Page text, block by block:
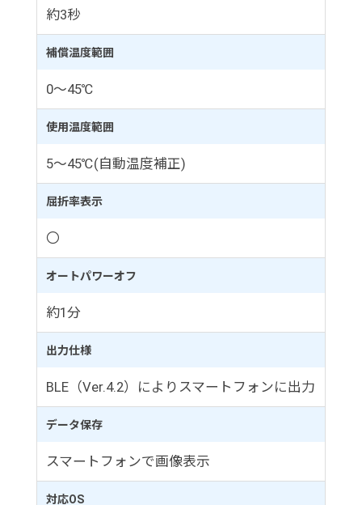
約3秒
補償温度範囲
0～45℃
使用温度範囲
5～45℃(自動温度補正)
屈折率表示
〇
オートパワーオフ
約1分
出力仕様
BLE（Ver.4.2）によりスマートフォンに出力
データ保存
スマートフォンで画像表示
対応OS